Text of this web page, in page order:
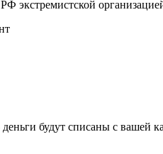
экстремистской
будут списаны с вашей